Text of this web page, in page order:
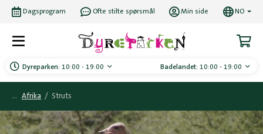
Dyreparken: 10:00 - 19:00 Badelandet: 10:00 - 19:00
Dagsprogram Ofte stilte spørsmål Min side NO
Afrika / Struts